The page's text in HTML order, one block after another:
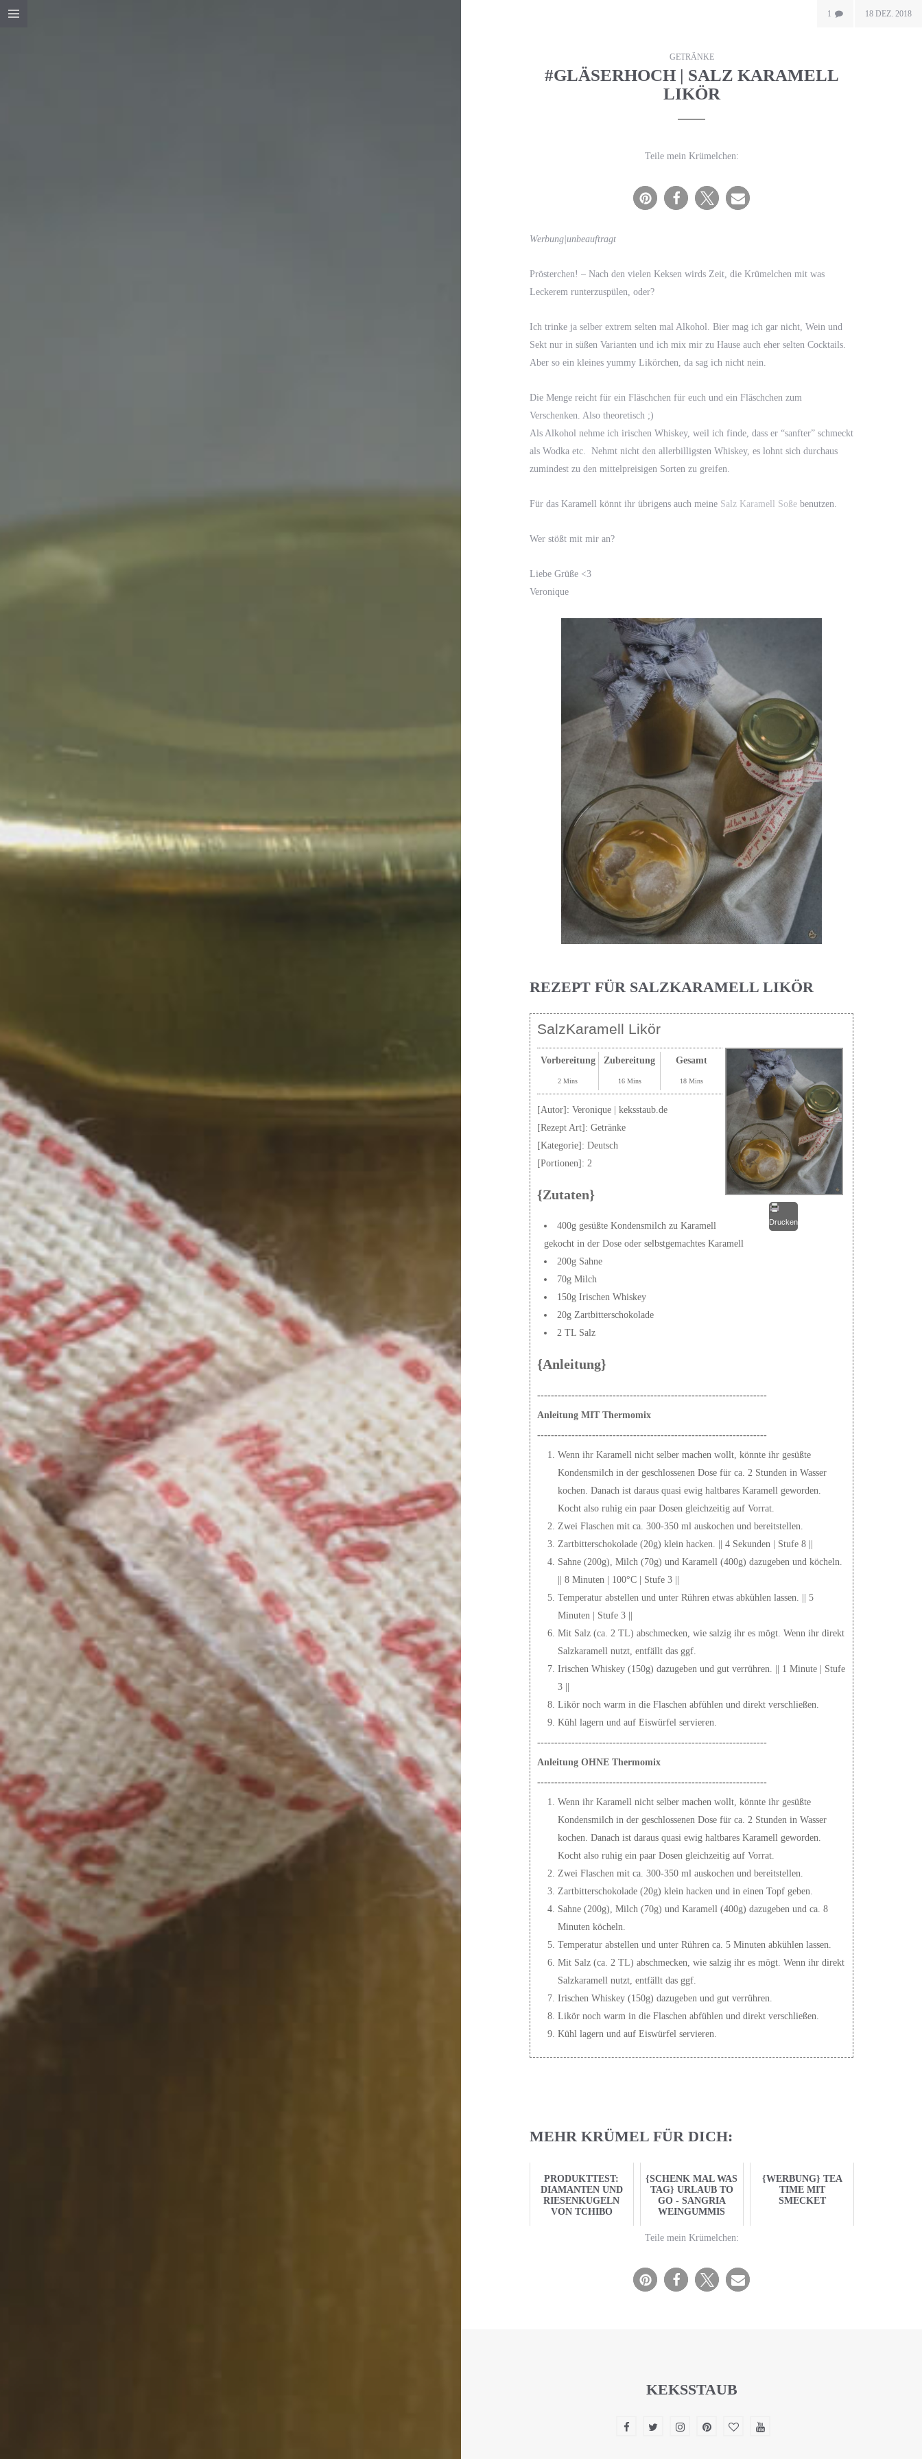
1 18 DEZ. 2018
GETRÄNKE
#GLÄSERHOCH | SALZ KARAMELL
LIKÖR
Teile mein Krümelchen:
Werbung|unbeauftragt
Prösterchen! – Nach den vielen Keksen wirds Zeit, die Krümelchen mit was
Leckerem runterzuspülen, oder?
Ich trinke ja selber extrem selten mal Alkohol. Bier mag ich gar nicht, Wein und
Sekt nur in süßen Varianten und ich mix mir zu Hause auch eher selten Cocktails.
Aber so ein kleines yummy Likörchen, da sag ich nicht nein.
Die Menge reicht für ein Fläschchen für euch und ein Fläschchen zum
Verschenken. Also theoretisch ;)
Als Alkohol nehme ich irischen Whiskey, weil ich finde, dass er “sanfter” schmeckt
als Wodka etc. Nehmt nicht den allerbilligsten Whiskey, es lohnt sich durchaus
zumindest zu den mittelpreisigen Sorten zu greifen.
Für das Karamell könnt ihr übrigens auch meine Salz Karamell Soße benutzen.
Wer stößt mit mir an?
Liebe Grüße <3
Veronique
REZEPT FÜR SALZKARAMELL LIKÖR
SalzKaramell Likör
Drucken
Vorbereitung
2 Mins
Zubereitung
16 Mins
Gesamt
18 Mins
[Autor]: Veronique | keksstaub.de
[Rezept Art]: Getränke
[Kategorie]: Deutsch
[Portionen]: 2
{Zutaten}
400g gesüßte Kondensmilch zu Karamell
gekocht in der Dose oder selbstgemachtes Karamell
200g Sahne
70g Milch
150g Irischen Whiskey
20g Zartbitterschokolade
2 TL Salz
{Anleitung}
-------------------------------------------------------------------
Anleitung MIT Thermomix
-------------------------------------------------------------------
Wenn ihr Karamell nicht selber machen wollt, könnte ihr gesüßte
Kondensmilch in der geschlossenen Dose für ca. 2 Stunden in Wasser
kochen. Danach ist daraus quasi ewig haltbares Karamell geworden.
Kocht also ruhig ein paar Dosen gleichzeitig auf Vorrat.
Zwei Flaschen mit ca. 300-350 ml auskochen und bereitstellen.
Zartbitterschokolade (20g) klein hacken. || 4 Sekunden | Stufe 8 ||
Sahne (200g), Milch (70g) und Karamell (400g) dazugeben und köcheln.
|| 8 Minuten | 100°C | Stufe 3 ||
Temperatur abstellen und unter Rühren etwas abkühlen lassen. || 5
Minuten | Stufe 3 ||
Mit Salz (ca. 2 TL) abschmecken, wie salzig ihr es mögt. Wenn ihr direkt
Salzkaramell nutzt, entfällt das ggf.
Irischen Whiskey (150g) dazugeben und gut verrühren. || 1 Minute | Stufe
3 ||
Likör noch warm in die Flaschen abfühlen und direkt verschließen.
Kühl lagern und auf Eiswürfel servieren.
-------------------------------------------------------------------
Anleitung OHNE Thermomix
-------------------------------------------------------------------
Wenn ihr Karamell nicht selber machen wollt, könnte ihr gesüßte
Kondensmilch in der geschlossenen Dose für ca. 2 Stunden in Wasser
kochen. Danach ist daraus quasi ewig haltbares Karamell geworden.
Kocht also ruhig ein paar Dosen gleichzeitig auf Vorrat.
Zwei Flaschen mit ca. 300-350 ml auskochen und bereitstellen.
Zartbitterschokolade (20g) klein hacken und in einen Topf geben.
Sahne (200g), Milch (70g) und Karamell (400g) dazugeben und ca. 8
Minuten köcheln.
Temperatur abstellen und unter Rühren ca. 5 Minuten abkühlen lassen.
Mit Salz (ca. 2 TL) abschmecken, wie salzig ihr es mögt. Wenn ihr direkt
Salzkaramell nutzt, entfällt das ggf.
Irischen Whiskey (150g) dazugeben und gut verrühren.
Likör noch warm in die Flaschen abfühlen und direkt verschließen.
Kühl lagern und auf Eiswürfel servieren.
MEHR KRÜMEL FÜR DICH:
PRODUKTTEST:
DIAMANTEN UND
RIESENKUGELN
VON TCHIBO
{SCHENK MAL WAS
TAG} URLAUB TO
GO - SANGRIA
WEINGUMMIS
{WERBUNG} TEA
TIME MIT
SMECKET
Teile mein Krümelchen:
KEKSSTAUB